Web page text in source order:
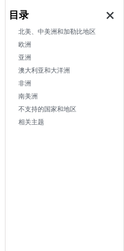
北美、中美洲和加勒比地区
欧洲
亚洲
澳大利亚和大洋洲
非洲
南美洲
不支持的国家和地区
相关主题